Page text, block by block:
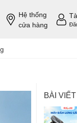
Hệ thống
cửa hàng
BÀI